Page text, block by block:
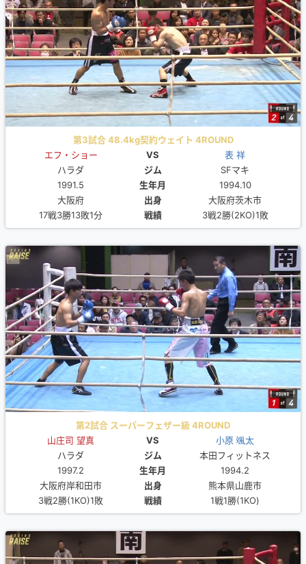
第3試合 48.4kg契約ウェイト 4ROUND
エフ・ショー
VS
表 祥
ハラダ
ジム
SFマキ
1991.5
生年月
1994.10
大阪府
出身
大阪府茨木市
17戦3勝13敗1分
戦績 3戦2勝(2KO)1敗
第2試合 スーパーフェザー級 4ROUND
山庄司 望真
VS
小原 颯太
ハラダ
ジム
本田フィットネス
1997.2
生年月
1994.2
大阪府岸和田市
出身
熊本県山鹿市
3戦2勝(1KO)1敗
戦績 1戦1勝(1KO)